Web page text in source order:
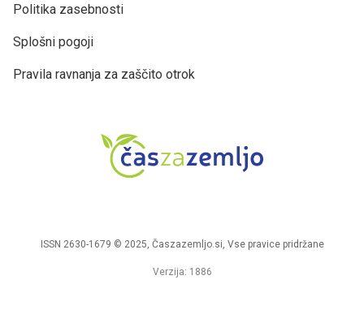
Politika zasebnosti
Splošni pogoji
Pravila ravnanja za zaščito otrok
ISSN 2630-1679 © 2025, Časzazemljo.si, Vse pravice pridržane
Verzija: 1886